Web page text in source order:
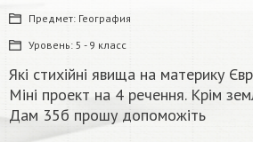
Предмет: География
Уровень: 5 - 9 класс
Які стихійні явища на материку
Міні проект на 4 речення. Крім
Дам 35б прошу допоможіть​